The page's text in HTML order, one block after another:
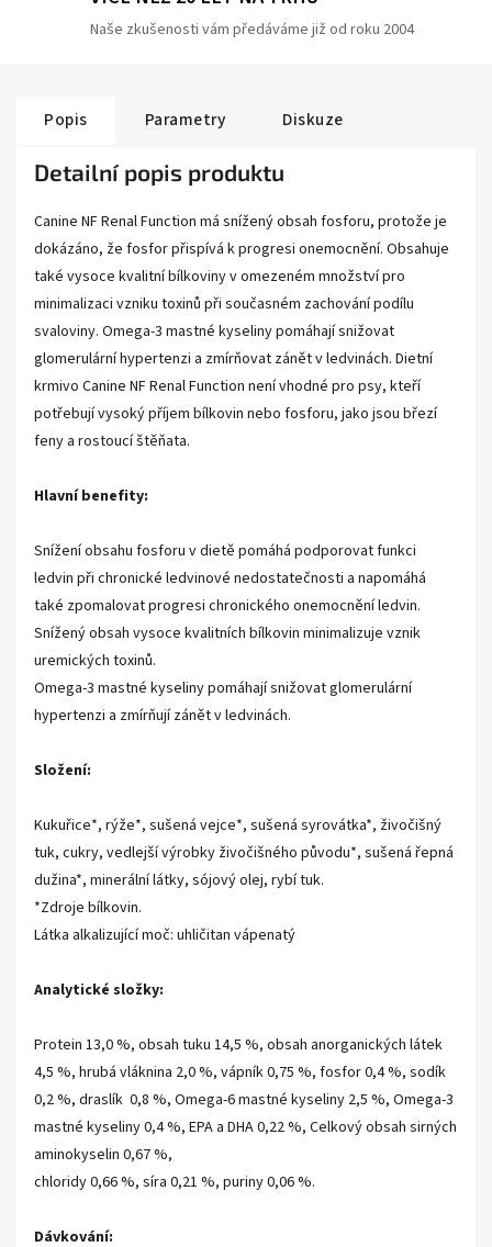
Naše zkušenosti vám předáváme již od roku 2004
Popis Parametry Diskuze
Detailní popis produktu
Canine NF Renal Function má snížený obsah fosforu, protože je
dokázáno, že fosfor přispívá k progresi onemocnění. Obsahuje
také vysoce kvalitní bílkoviny v omezeném množství pro
minimalizaci vzniku toxinů při současném zachování podílu
svaloviny. Omega-3 mastné kyseliny pomáhají snižovat
glomerulární hypertenzi a zmírňovat zánět v ledvinách. Dietní
krmivo Canine NF Renal Function není vhodné pro psy, kteří
potřebují vysoký příjem bílkovin nebo fosforu, jako jsou březí
feny a rostoucí štěňata.
Hlavní benefity:
Snížení obsahu fosforu v dietě pomáhá podporovat funkci
ledvin při chronické ledvinové nedostatečnosti a napomáhá
také zpomalovat progresi chronického onemocnění ledvin.
Snížený obsah vysoce kvalitních bílkovin minimalizuje vznik
uremických toxinů.
Omega-3 mastné kyseliny pomáhají snižovat glomerulární
hypertenzi a zmírňují zánět v ledvinách.
Složení:
Kukuřice*, rýže*, sušená vejce*, sušená syrovátka*, živočišný
tuk, cukry, vedlejší výrobky živočišného původu*, sušená řepná
dužina*, minerální látky, sójový olej, rybí tuk.
*Zdroje bílkovin.
Látka alkalizující moč: uhličitan vápenatý
Analytické složky:
Protein 13,0 %, obsah tuku 14,5 %, obsah anorganických látek
4,5 %, hrubá vláknina 2,0 %, vápník 0,75 %, fosfor 0,4 %, sodík
0,2 %, draslík 0,8 %, Omega-6 mastné kyseliny 2,5 %, Omega-3
mastné kyseliny 0,4 %, EPA a DHA 0,22 %, Celkový obsah sirných
aminokyselin 0,67 %,
chloridy 0,66 %, síra 0,21 %, puriny 0,06 %.
Dávkování: